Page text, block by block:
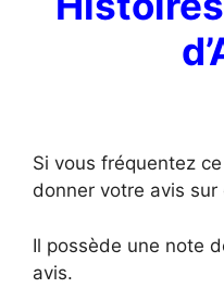
Si vous fréquentez
donner votre avis sur
Il possède une note
avis.